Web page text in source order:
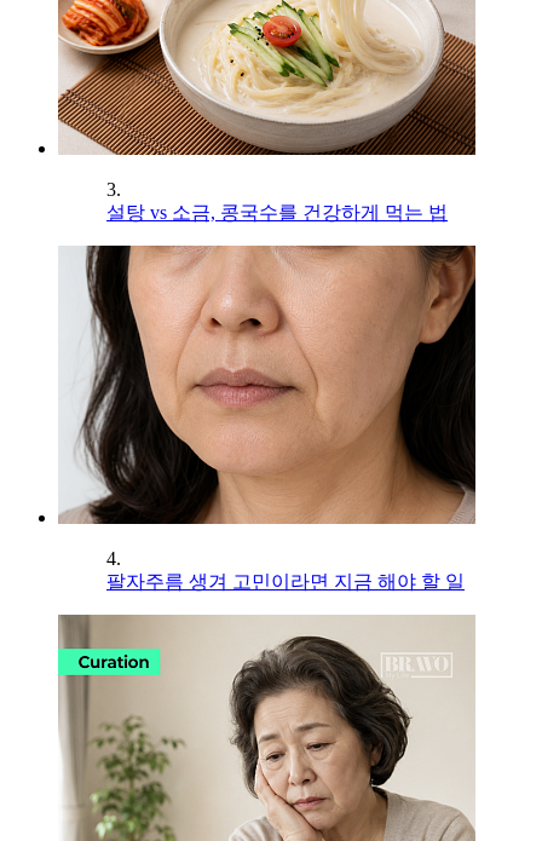
3.
설탕 vs 소금, 콩국수를 건강하게 먹는 법
4.
팔자주름 생겨 고민이라면 지금 해야 할 일